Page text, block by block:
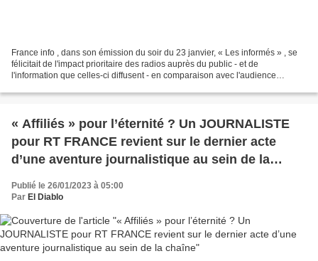
France info , dans son émission du soir du 23 janvier, « Les informés » , se
félicitait de l'impact prioritaire des radios auprès du public - et de
l'information que celles-ci diffusent - en comparaison avec l'audience
« Affiliés » pour l’éternité ? Un JOURNALISTE
pour RT FRANCE revient sur le dernier acte
d’une aventure journalistique au sein de la
Publié le 26/01/2023 à 05:00
Par El Diablo